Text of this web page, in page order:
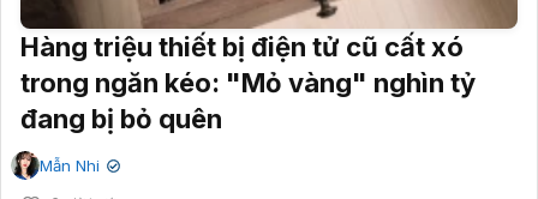
Hàng triệu thiết bị điện tử cũ cất xó
trong ngăn kéo: "Mỏ vàng" nghìn tỷ
đang bị bỏ quên
Mẫn Nhi ✔